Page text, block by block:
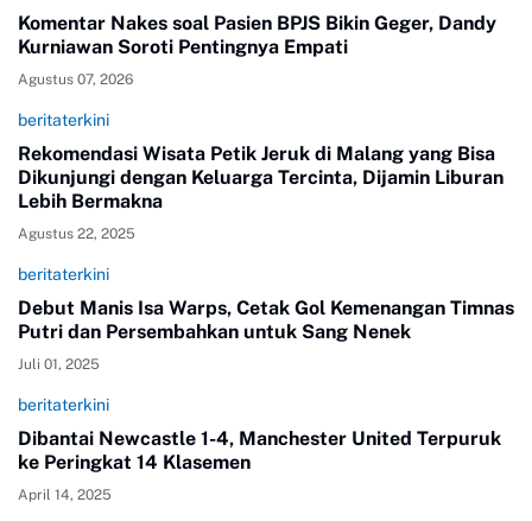
Komentar Nakes soal Pasien BPJS Bikin Geger, Dandy
Kurniawan Soroti Pentingnya Empati
Agustus 07, 2026
beritaterkini
Rekomendasi Wisata Petik Jeruk di Malang yang Bisa
Dikunjungi dengan Keluarga Tercinta, Dijamin Liburan
Lebih Bermakna
Agustus 22, 2025
beritaterkini
Debut Manis Isa Warps, Cetak Gol Kemenangan Timnas
Putri dan Persembahkan untuk Sang Nenek
Juli 01, 2025
beritaterkini
Dibantai Newcastle 1-4, Manchester United Terpuruk
ke Peringkat 14 Klasemen
April 14, 2025